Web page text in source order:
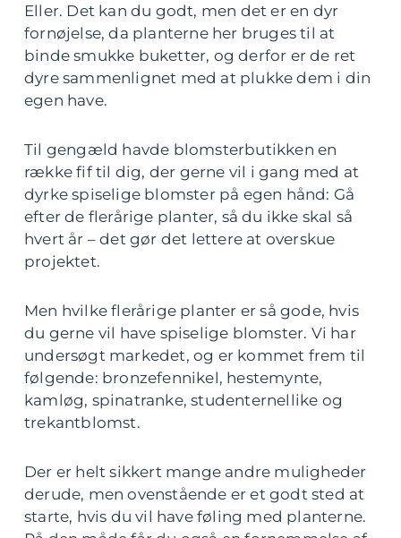
Eller. Det kan du godt, men det er en dyr
fornøjelse, da planterne her bruges til at
binde smukke buketter, og derfor er de ret
dyre sammenlignet med at plukke dem i din
egen have.
Til gengæld havde blomsterbutikken en
række fif til dig, der gerne vil i gang med at
dyrke spiselige blomster på egen hånd: Gå
efter de flerårige planter, så du ikke skal så
hvert år – det gør det lettere at overskue
projektet.
Men hvilke flerårige planter er så gode, hvis
du gerne vil have spiselige blomster. Vi har
undersøgt markedet, og er kommet frem til
følgende: bronzefennikel, hestemynte,
kamløg, spinatranke, studenternellike og
trekantblomst.
Der er helt sikkert mange andre muligheder
derude, men ovenstående er et godt sted at
starte, hvis du vil have føling med planterne.